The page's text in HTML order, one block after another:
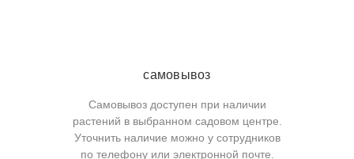
самовывоз
Самовывоз доступен при наличии
растений в выбранном садовом центре.
Уточнить наличие можно у сотрудников
по телефону или электронной почте.